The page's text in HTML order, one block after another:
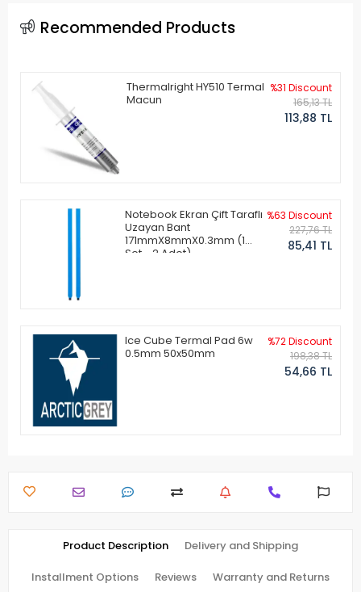
Recommended Products
Thermalright HY510 Termal
Macun
%31 Discount
165,13 TL
113,88 TL
Notebook Ekran Çift Taraflı
Uzayan Bant
171mmX8mmX0.3mm (1
Set - 2 Adet)
%63 Discount
227,76 TL
85,41 TL
Ice Cube Termal Pad 6w
0.5mm 50x50mm
%72 Discount
198,38 TL
54,66 TL
Product Description Delivery and Shipping
Installment Options Reviews Warranty and Returns